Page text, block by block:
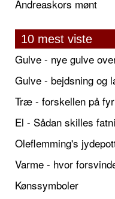
Andreaskors mønt
10 mest viste
Gulve - nye gulve
Gulve - bejdsning og
Træ - forskellen på
El - Sådan skilles
Oleflemming's
Varme - hvor
Kønssymboler